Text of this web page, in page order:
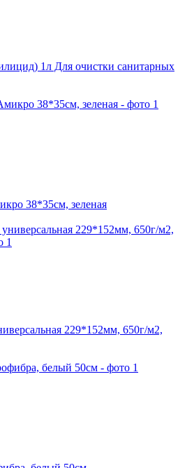
1л Для очистки санитарных
38*35см, зеленая
229*152мм, 650г/м2,